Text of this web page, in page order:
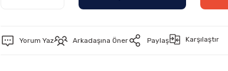
Yorum Yaz Arkadaşına Öner Paylaş Karşılaştır